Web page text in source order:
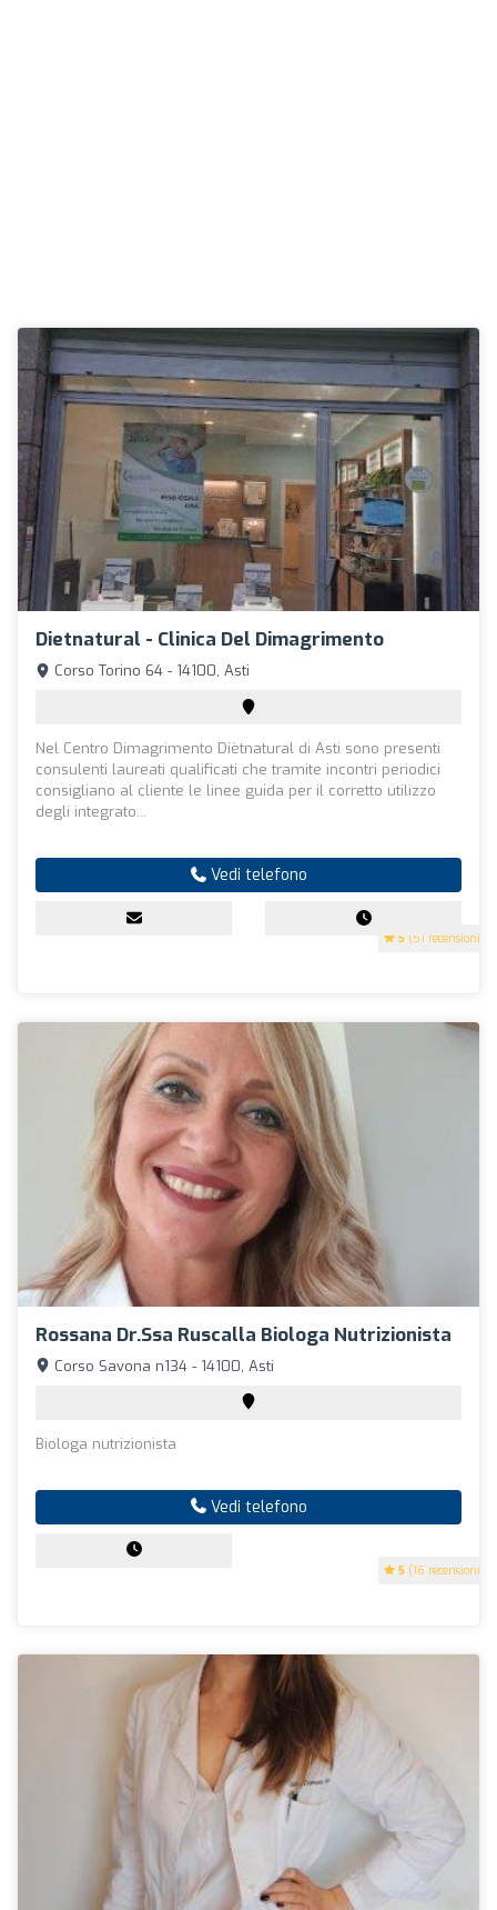
Dietnatural - Clinica Del Dimagrimento
5 (51 recensioni)
Corso Torino 64 - 14100, Asti
Nel Centro Dimagrimento Diètnatural di Asti sono presenti
consulenti laureati qualificati che tramite incontri periodici
consigliano al cliente le linee guida per il corretto utilizzo
degli integrato...
Vedi telefono
Rossana Dr.ssa Ruscalla Biologa Nutrizionista
5 (16 recensioni)
Corso Savona n134 - 14100, Asti
Biologa nutrizionista
Vedi telefono